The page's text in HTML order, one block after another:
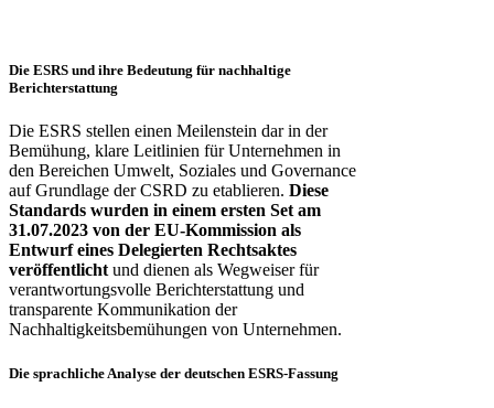
Die ESRS und ihre Bedeutung für nachhaltige
Berichterstattung
Die ESRS stellen einen Meilenstein dar in der
Bemühung, klare Leitlinien für Unternehmen in
den Bereichen Umwelt, Soziales und Governance
auf Grundlage der CSRD zu etablieren. Diese
Standards wurden in einem ersten Set am
31.07.2023 von der EU-Kommission als
Entwurf eines Delegierten Rechtsaktes
veröffentlicht und dienen als Wegweiser für
verantwortungsvolle Berichterstattung und
transparente Kommunikation der
Nachhaltigkeitsbemühungen von Unternehmen.
Die sprachliche Analyse der deutschen ESRS-Fassung